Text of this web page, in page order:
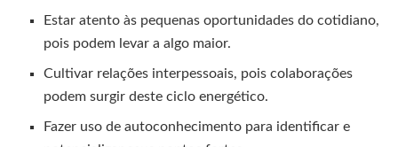
Estar atento às pequenas oportunidades do cotidiano,
pois podem levar a algo maior.
Cultivar relações interpessoais, pois colaborações
podem surgir deste ciclo energético.
Fazer uso de autoconhecimento para identificar e